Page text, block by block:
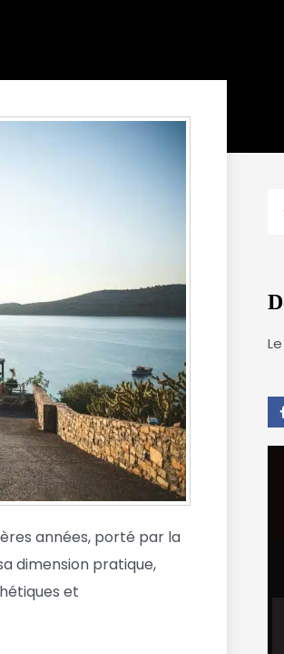
années, porté par la
dimension pratique,
et